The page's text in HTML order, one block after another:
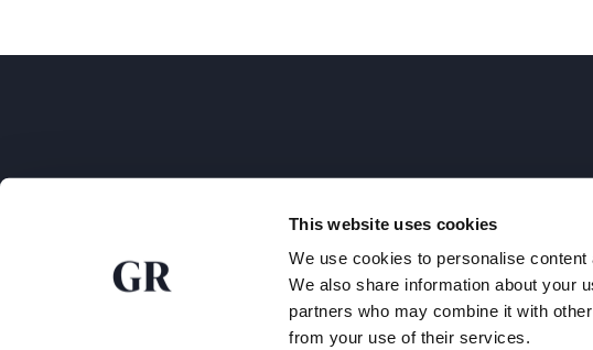
This website uses cookies
We use cookies to personalise
We also share information about your
partners who may combine it with
from your use of their services.
GoldRepublic opera bajo licencia de la Autoridad
Financieros (AFM), número de registro 12020650.
Copyright © 2026 • Todos los derechos reservados